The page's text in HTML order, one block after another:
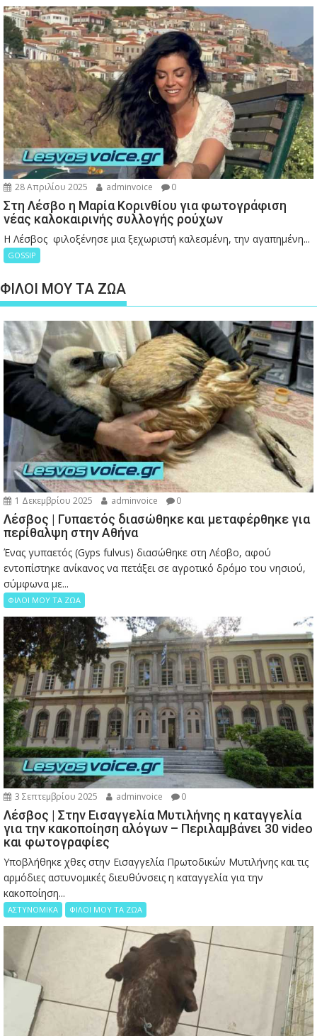
28 Απριλίου 2025 adminvoice 0
Στη Λέσβο η Μαρία Κορινθίου για φωτογράφιση
νέας καλοκαιρινής συλλογής ρούχων
Η Λέσβος φιλοξένησε μια ξεχωριστή καλεσμένη, την αγαπημένη...
GOSSIP
ΦΙΛΟΙ ΜΟΥ ΤΑ ΖΩΑ
1 Δεκεμβρίου 2025 adminvoice 0
Λέσβος | Γυπαετός διασώθηκε και μεταφέρθηκε για
περίθαλψη στην Αθήνα
Ένας γυπαετός (Gyps fulvus) διασώθηκε στη Λέσβο, αφού
εντοπίστηκε ανίκανος να πετάξει σε αγροτικό δρόμο του νησιού,
σύμφωνα με...
ΦΙΛΟΙ ΜΟΥ ΤΑ ΖΩΑ
3 Σεπτεμβρίου 2025 adminvoice 0
Λέσβος | Στην Εισαγγελία Μυτιλήνης η καταγγελία
για την κακοποίηση αλόγων – Περιλαμβάνει 30 video
και φωτογραφίες
Υποβλήθηκε χθες στην Εισαγγελία Πρωτοδικών Μυτιλήνης και τις
αρμόδιες αστυνομικές διευθύνσεις η καταγγελία για την
κακοποίηση...
ΑΣΤΥΝΟΜΙΚΑ ΦΙΛΟΙ ΜΟΥ ΤΑ ΖΩΑ